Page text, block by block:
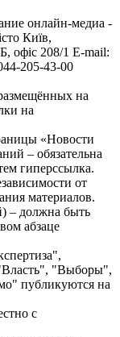
онлайн-медиа -
Київ,
208/1 E-mail:
205-43-00
на
на
«Новости
– обязательна
гиперссылка.
от
материалов.
– должна быть
абзаце
"Выборы",
публикуются на
с